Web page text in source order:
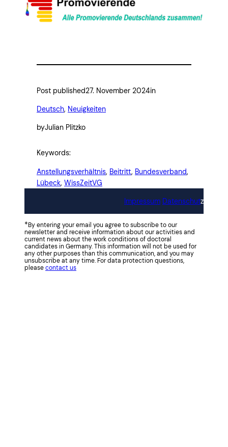
Post published27. November 2024in
Deutsch, Neuigkeiten
byJulian Plitzko
Keywords:
Anstellungsverhältnis, Beitritt, Bundesverband
Lübeck, WissZeitVG
Impressum Datenschutz
*By entering your email you agree to subscribe to our
newsletter and receive information about our activities and
current news about the work conditions of doctoral
candidates in Germany. This information will not be used for
any other purposes than this communication, and you may
unsubscribe at any time. For data protection questions,
pleasecontact us